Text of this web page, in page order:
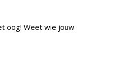
oog! Weet wie jouw